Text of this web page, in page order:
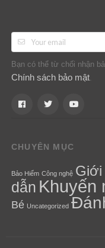
Bạn có thể từ chối nhận
Chính sách bảo mật.
CHUYÊN MỤC
Bảo Hiểm Công nghệ Giới
dẫn Khuyến
Bé Uncategorized